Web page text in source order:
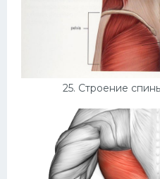
25. Строение